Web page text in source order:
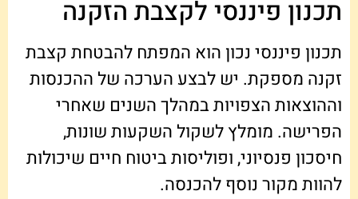
תכנון פיננסי לקצבת הזקנה
תכנון פיננסי נכון הוא המפתח להבטחת קצבת
זקנה מספקת. יש לבצע הערכה של ההכנסות
וההוצאות הצפויות במהלך השנים שאחרי
הפרישה. מומלץ לשקול השקעות שונות,
חיסכון פנסיוני, ופוליסות ביטוח חיים שיכולות
להוות מקור נוסף להכנסה.